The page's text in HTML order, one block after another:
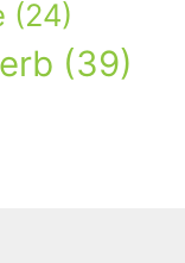
(24)
(39)